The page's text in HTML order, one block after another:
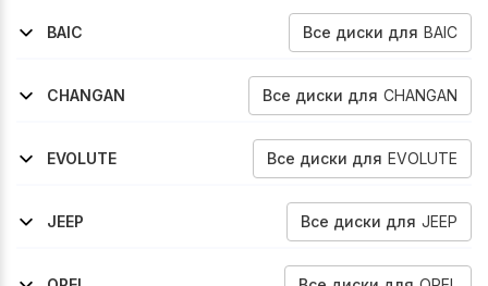
2005-2011
2006-2011
BAIC
Все диски для BAIC
2023-2026
CHANGAN
Все диски для CHANGAN
2018-2020
EVOLUTE
Все диски для EVOLUTE
2023-2026
JEEP
Все диски для JEEP
2018-2025
2016-2021
2016-2021
2021-2026